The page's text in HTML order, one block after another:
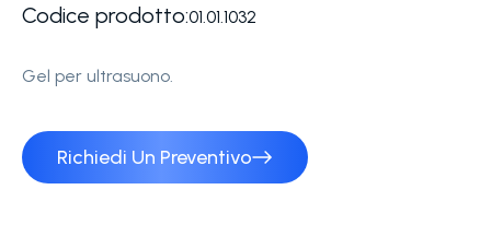
Codice prodotto:01.01.1032
Gel per ultrasuono.
Richiedi Un Preventivo